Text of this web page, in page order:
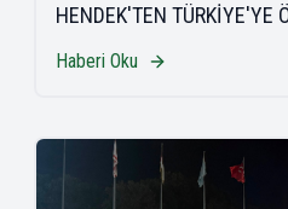
HENDEK'TEN TÜRKİYE'YE
Haberi Oku